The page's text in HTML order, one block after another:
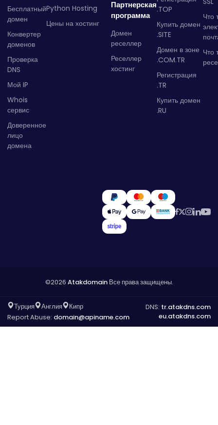
Бесплатный
домен
Конвертер
доменов
Проверка
DNS
Мой IP
Whois
сервис
Доверенное
лицо
домена
Python Hosting
Цены на хостинг
Партнерская
программа
Домен
реселлер
Реселлер
хостинг
.TOP
Купить домен
.SITE
Домен в зоне
.COM.TR
Регистрация
.TR
Купить домен
.RU
Что
Что
©2026 AtakdomainВсе права защищены.
Турция Англия
Кипр
Report Abuse: domain@apiname.com
DNS: tr.atakdns.com
eu.atakdns.com